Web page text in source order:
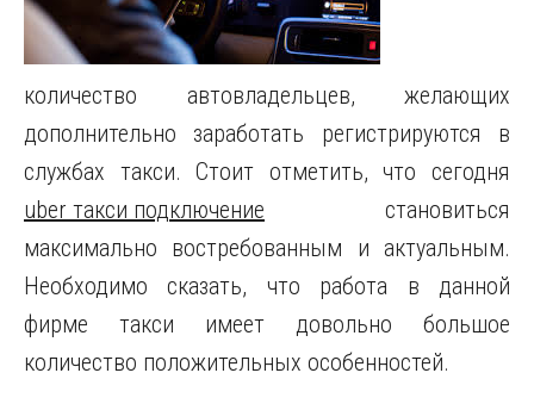
количество автовладельцев, желающих
дополнительно заработать регистрируются в
службах такси.Стоит отметить, что сегодня
uber такси подключение становиться
максимально востребованным и актуальным.
Необходимо сказать, что работа в данной
фирме такси имеет довольно большое
количество положительных особенностей.